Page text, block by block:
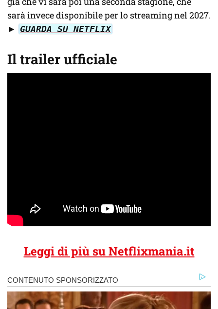
sarà invece disponibile per lo streaming nel 2027.
►
GUARDA SU NETFLIX
Il trailer ufficiale
Leggi di più su Netflixmania.it